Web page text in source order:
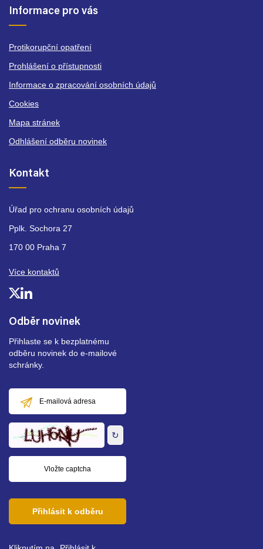
Odběr novinek
Přihlaste se k bezplatnému
odběru novinek do e-mailové
schránky.
mailová
adresa
↻
Přihlásit k odběru
Informace pro vás
Protikorupční opatření
Prohlášení o přístupnosti
Informace o zpracování osobních údajů
Cookies
Mapa stránek
Odhlášení odběru novinek
Kontakt
Úřad pro ochranu osobních údajů
Pplk. Sochora 27
170 00 Praha 7
Více kontaktů